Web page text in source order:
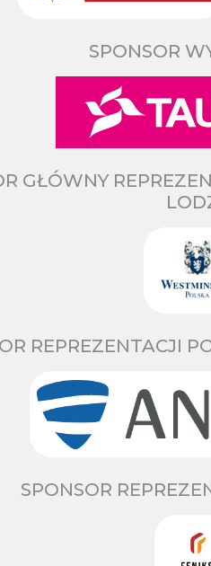
SPONSOR
GŁÓWNY
REPREZENTACJI
SPONSOR